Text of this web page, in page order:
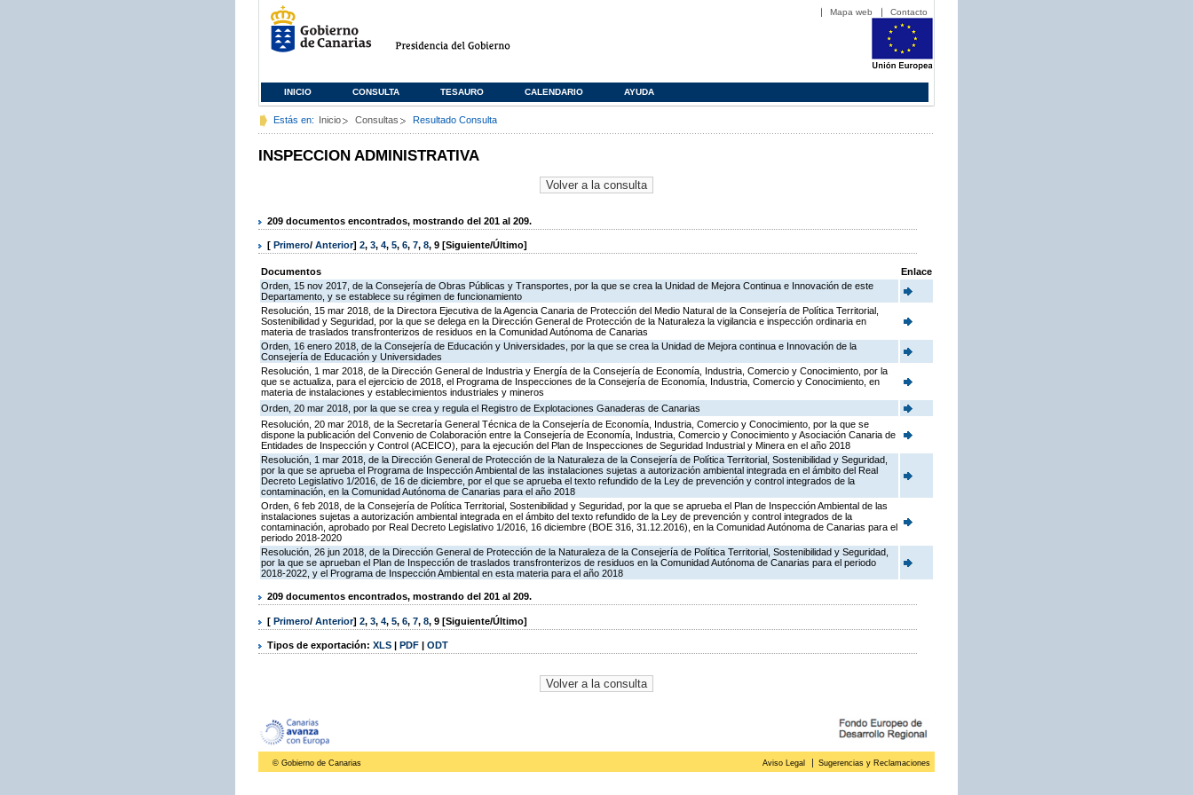
Mapa web Contacto
INICIO CONSULTA TESAURO CALENDARIO AYUDA
Estás en: Inicio Consultas Resultado Consulta
INSPECCION ADMINISTRATIVA
209 documentos encontrados, mostrando del 201 al 209.
[ Primero/ Anterior] 2, 3, 4, 5, 6, 7, 8, 9 [Siguiente/Último]
Documentos
Enlace
Orden, 15 nov 2017, de la Consejería de Obras Públicas y Transportes, por la que se crea la Unidad de Mejora Continua e Innovación de este
Departamento, y se establece su régimen de funcionamiento
Resolución, 15 mar 2018, de la Directora Ejecutiva de la Agencia Canaria de Protección del Medio Natural de la Consejería de Política Territorial,
Sostenibilidad y Seguridad, por la que se delega en la Dirección General de Protección de la Naturaleza la vigilancia e inspección ordinaria en
materia de traslados transfronterizos de residuos en la Comunidad Autónoma de Canarias
Orden, 16 enero 2018, de la Consejería de Educación y Universidades, por la que se crea la Unidad de Mejora continua e Innovación de la
Consejería de Educación y Universidades
Resolución, 1 mar 2018, de la Dirección General de Industria y Energía de la Consejería de Economía, Industria, Comercio y Conocimiento, por la
que se actualiza, para el ejercicio de 2018, el Programa de Inspecciones de la Consejería de Economía, Industria, Comercio y Conocimiento, en
materia de instalaciones y establecimientos industriales y mineros
Orden, 20 mar 2018, por la que se crea y regula el Registro de Explotaciones Ganaderas de Canarias
Resolución, 20 mar 2018, de la Secretaría General Técnica de la Consejería de Economía, Industria, Comercio y Conocimiento, por la que se
dispone la publicación del Convenio de Colaboración entre la Consejería de Economía, Industria, Comercio y Conocimiento y Asociación Canaria de
Entidades de Inspección y Control (ACEICO), para la ejecución del Plan de Inspecciones de Seguridad Industrial y Minera en el año 2018
Resolución, 1 mar 2018, de la Dirección General de Protección de la Naturaleza de la Consejería de Política Territorial, Sostenibilidad y Seguridad,
por la que se aprueba el Programa de Inspección Ambiental de las instalaciones sujetas a autorización ambiental integrada en el ámbito del Real
Decreto Legislativo 1/2016, de 16 de diciembre, por el que se aprueba el texto refundido de la Ley de prevención y control integrados de la
contaminación, en la Comunidad Autónoma de Canarias para el año 2018
Orden, 6 feb 2018, de la Consejería de Política Territorial, Sostenibilidad y Seguridad, por la que se aprueba el Plan de Inspección Ambiental de las
instalaciones sujetas a autorización ambiental integrada en el ámbito del texto refundido de la Ley de prevención y control integrados de la
contaminación, aprobado por Real Decreto Legislativo 1/2016, 16 diciembre (BOE 316, 31.12.2016), en la Comunidad Autónoma de Canarias para el
periodo 2018-2020
Resolución, 26 jun 2018, de la Dirección General de Protección de la Naturaleza de la Consejería de Política Territorial, Sostenibilidad y Seguridad,
por la que se aprueban el Plan de Inspección de traslados transfronterizos de residuos en la Comunidad Autónoma de Canarias para el periodo
2018-2022, y el Programa de Inspección Ambiental en esta materia para el año 2018
209 documentos encontrados, mostrando del 201 al 209.
[ Primero/ Anterior] 2, 3, 4, 5, 6, 7, 8, 9 [Siguiente/Último]
Tipos de exportación: XLS | PDF | ODT
© Gobierno de Canarias Aviso Legal Sugerencias y Reclamaciones